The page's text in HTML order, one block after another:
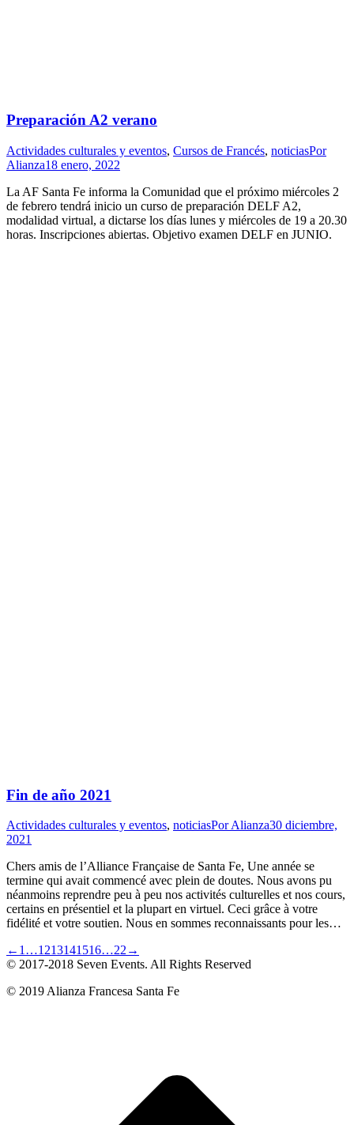
Preparación A2 verano
Actividades culturales y eventos, Cursos de Francés, noticiasPor
Alianza18 enero, 2022
La AF Santa Fe informa la Comunidad que el próximo miércoles 2
de febrero tendrá inicio un curso de preparación DELF A2,
modalidad virtual, a dictarse los días lunes y miércoles de 19 a 20.30
horas. Inscripciones abiertas. Objetivo examen DELF en JUNIO.
Fin de año 2021
Actividades culturales y eventos, noticiasPorAlianza30 diciembre,
2021
Chers amis de l’Alliance Française de Santa Fe, Une année se
termine qui avait commencé avec plein de doutes. Nous avons pu
néanmoins reprendre peu à peu nos activités culturelles et nos cours,
certains en présentiel et la plupart en virtuel. Ceci grâce à votre
fidélité et votre soutien. Nous en sommes reconnaissants pour les…
← 1 …1213141516…22 →
© 2017-2018 Seven Events. All Rights Reserved
© 2019 Alianza Francesa Santa Fe